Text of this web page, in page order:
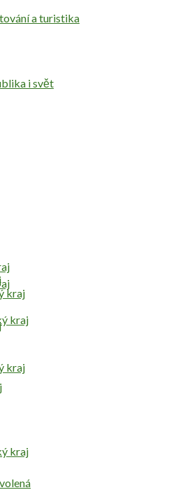
a turistika
kraj
kraj
kraj
kraj